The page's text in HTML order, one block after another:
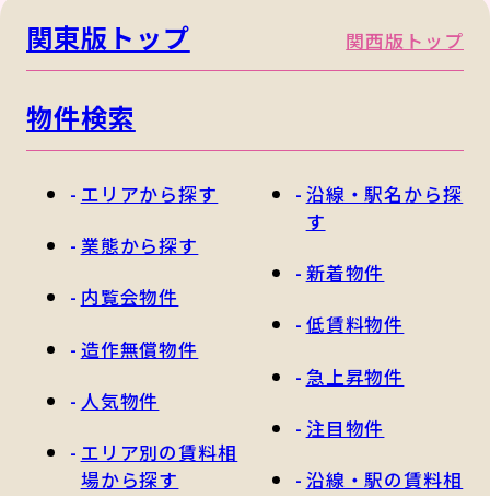
ただけるよう、ノウハウなどを記事化した
情報発信やお一人で営業されるのに適した
そのため、ご契約をいただいた約70％のお
客様が新規開業者様となっております。お
力でご支援をさせていただきます。
関東版トップ 関西版トップ
物件検索
エリアから探す
業態から探す
内覧会物件
造作無償物件
人気物件
エリア別の賃料相
場から探す
沿線・駅名から探
す
新着物件
低賃料物件
急上昇物件
注目物件
沿線・駅の賃料相